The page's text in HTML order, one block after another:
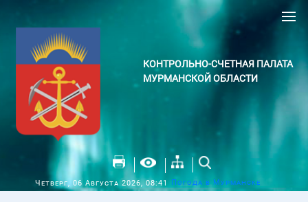
КОНТРОЛЬНО-СЧЕТНАЯ ПАЛАТА
МУРМАНСКОЙ ОБЛАСТИ
Четверг, 06 Августа 2026, 08:41 Погода в Мурманске